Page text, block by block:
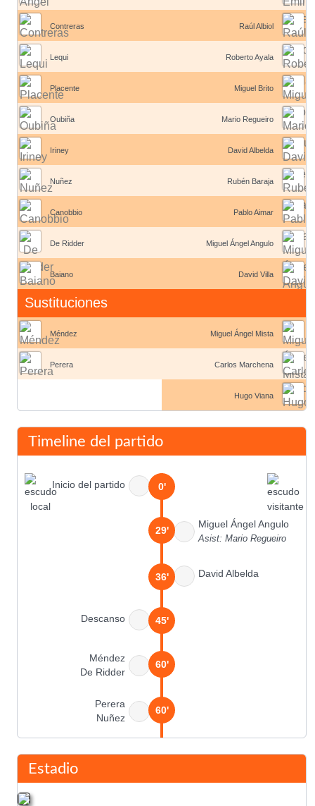
Contreras
Lequi
Placente
Oubiña
Iriney
Nuñez
Canobbio
De Ridder
Baiano
Sustituciones
Méndez
Perera
Raúl Albiol
Roberto Ayala
Miguel Brito
Mario Regueiro
David Albelda
Rubén Baraja
Pablo Aimar
Miguel Ángel Angulo
David Villa
Miguel Ángel Mista
Carlos Marchena
Hugo Viana
Timeline del partido
Inicio del partido 0'
Miguel Ángel Angulo
Asist: Mario Regueiro
29'
David Albelda
36'
Descanso 45'
Méndez
De Ridder
60'
Perera
Nuñez
60'
Emiliano Moretti
68'
Estadio